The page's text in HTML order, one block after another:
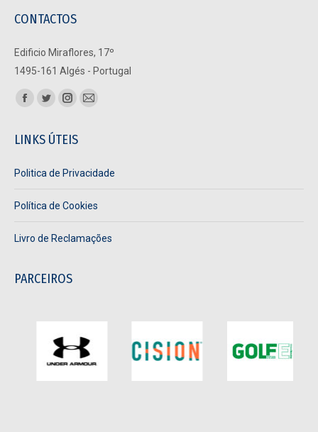
CONTACTOS
Edificio Miraflores, 17º
1495-161 Algés - Portugal
Find us on:
Facebook
opens
new
Twitter
opens
new
Instagram
opens
new
Mail
new
LINKS ÚTEIS
Politica de Privacidade
Política de Cookies
Livro de Reclamações
PARCEIROS